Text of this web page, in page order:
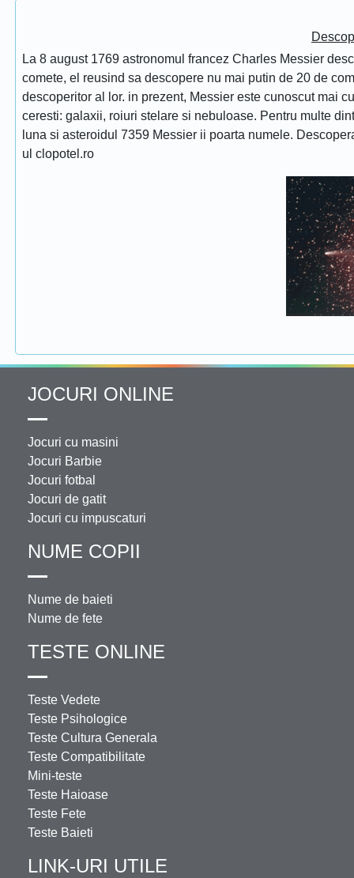
La 8 august 1769 astronomul francez Charles Messier
comete, el reusind sa descopere nu mai putin de 20 de
descoperitor al lor. in prezent, Messier este cunoscut mai
ceresti: galaxii, roiuri stelare si nebuloase. Pentru multe
luna si asteroidul 7359 Messier ii poarta numele.
ul clopotel.ro
JOCURI ONLINE
Jocuri cu masini
Jocuri Barbie
Jocuri fotbal
Jocuri de gatit
Jocuri cu impuscaturi
NUME COPII
Nume de baieti
Nume de fete
TESTE ONLINE
Teste Vedete
Teste Psihologice
Teste Cultura Generala
Teste Compatibilitate
Mini-teste
Teste Haioase
Teste Fete
Teste Baieti
LINK-URI UTILE